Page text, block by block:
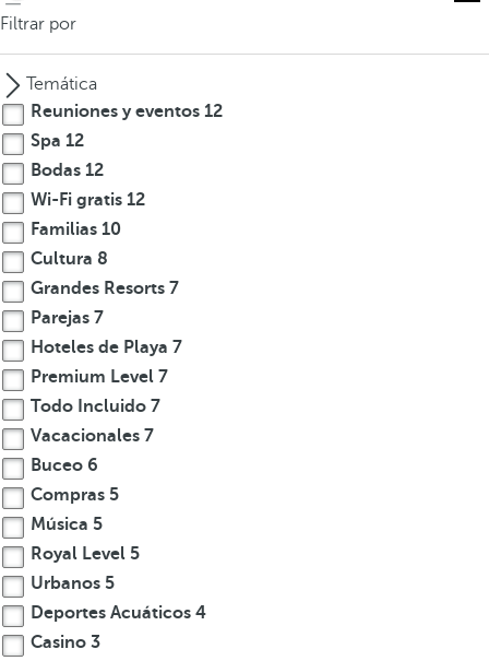
Filtrar por
Temática
Reuniones y eventos 12
Spa 12
Bodas 12
Wi-Fi gratis 12
Familias 10
Cultura 8
Grandes Resorts 7
Parejas 7
Hoteles de Playa 7
Premium Level 7
Todo Incluido 7
Vacacionales 7
Buceo 6
Compras 5
Música 5
Royal Level 5
Urbanos 5
Deportes Acuáticos 4
Casino 3